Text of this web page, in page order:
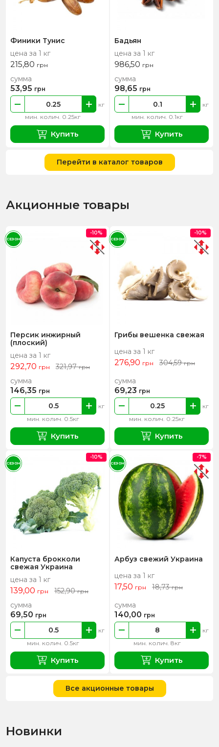
Финики Тунис
цена за 1 кг
215,80 грн
мин. колич. 0.25кг
кг
сумма
53,95 грн
Купить
Бадьян
цена за 1 кг
986,50 грн
мин. колич. 0.1кг
кг
сумма
98,65 грн
Купить
Перейти в каталог товаров
Акционные товары
Персик инжирный
(плоский)
цена за 1 кг
292,70 грн 321,97грн
мин. колич. 0.5кг
кг
сумма
146,35 грн
Купить
-10%
СЕЗОН
Грибы вешенка свежая
цена за 1 кг
276,90 грн 304,59грн
мин. колич. 0.25кг
кг
сумма
69,23 грн
Купить
-10%
СЕЗОН
Капуста брокколи
свежая Украина
цена за 1 кг
139,00 грн 152,90грн
мин. колич. 0.5кг
кг
сумма
69,50 грн
Купить
-10%
СЕЗОН
Арбуз свежий Украина
цена за 1 кг
17,50 грн 18,73грн
мин. колич. 8кг
кг
сумма
140,00 грн
Купить
-7%
СЕЗОН
Все акционные товары
Новинки